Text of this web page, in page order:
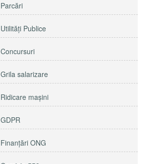
Parcări
Utilităţi Publice
Concursuri
Grila salarizare
Ridicare maşini
GDPR
Finanțări ONG